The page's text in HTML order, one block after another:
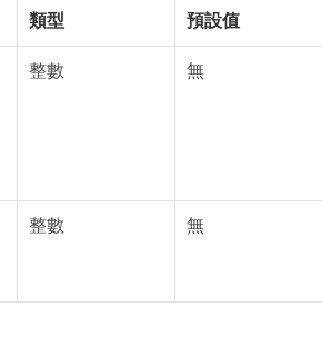
類型 預設值
整數 無
整數 無